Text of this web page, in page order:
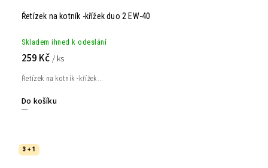
Řetízek na kotník -křížek duo 2 EW-40
Skladem ihned k odeslání
259 Kč / ks
Do košíku
Řetízek na kotník -křížek...
3 + 1